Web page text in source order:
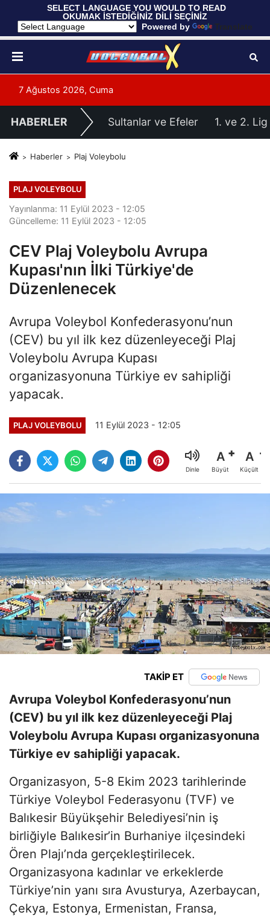
SELECT LANGUAGE YOU WOULD TO READ
OKUMAK İSTEDİĞİNİZ DİLİ SEÇİNİZ
Powered by
Translate
7 Ağustos 2026, Cuma
HABERLER Sultanlar ve Efeler 1. ve 2. Lig
Haberler Plaj Voleybolu
PLAJ VOLEYBOLU
Yayınlanma: 11 Eylül 2023 - 12:05
Güncelleme: 11 Eylül 2023 - 12:05
CEV Plaj Voleybolu Avrupa
Kupası'nın İlki Türkiye'de
Düzenlenecek
Avrupa Voleybol Konfederasyonu’nun
(CEV) bu yıl ilk kez düzenleyeceği Plaj
Voleybolu Avrupa Kupası
organizasyonuna Türkiye ev sahipliği
yapacak.
PLAJ VOLEYBOLU 11 Eylül 2023 - 12:05
Dinle
A
Büyüt
A
Küçült
TAKİP ET
Avrupa Voleybol Konfederasyonu’nun
(CEV) bu yıl ilk kez düzenleyeceği Plaj
Voleybolu Avrupa Kupası organizasyonuna
Türkiye ev sahipliği yapacak.
Organizasyon, 5-8 Ekim 2023 tarihlerinde
Türkiye Voleybol Federasyonu (TVF) ve
Balıkesir Büyükşehir Belediyesi’nin iş
birliğiyle Balıkesir’in Burhaniye ilçesindeki
Ören Plajı’nda gerçekleştirilecek.
Organizasyona kadınlar ve erkeklerde
Türkiye’nin yanı sıra Avusturya, Azerbaycan,
Çekya, Estonya, Ermenistan, Fransa,